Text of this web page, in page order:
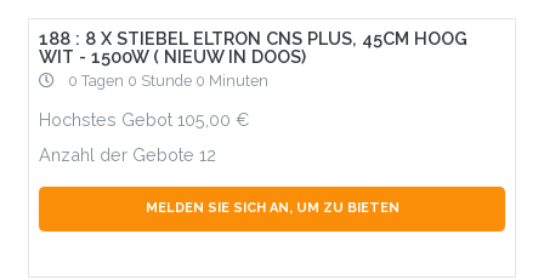
188 : 8 X STIEBEL ELTRON CNS PLUS, 45CM HOOG
WIT - 1500W ( NIEUW IN DOOS)
0 Tagen 0 Stunde 0 Minuten
Hochstes Gebot 105,00
Anzahl der Gebote 12
MELDEN SIE SICH AN, UM ZU BIETEN